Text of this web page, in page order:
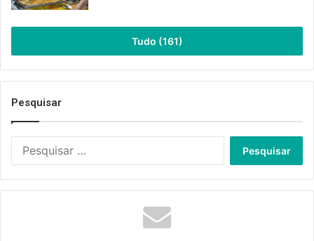
Tudo (161)
Pesquisar